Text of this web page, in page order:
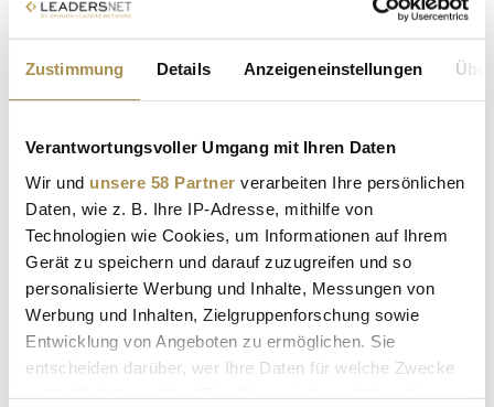
Zustimmung Details Anzeigeneinstellungen
Verantwortungsvoller Umgang mit Ihren Daten
Wir und unsere 58 Partner verarbeiten Ihre persönlichen
Daten, wie z. B. Ihre IP-Adresse, mithilfe von
Technologien wie Cookies, um Informationen auf Ihrem
Gerät zu speichern und darauf zuzugreifen und so
personalisierte Werbung und Inhalte, Messungen von
Werbung und Inhalten, Zielgruppenforschung sowie
Entwicklung von Angeboten zu ermöglichen. Sie
entscheiden darüber, wer Ihre Daten für welche Zwecke
eine umfassende Kampagne für die Biermarke umgesetzt.
lädt der Villacher Kirchtag in der ersten Augustwoche dazu
ein, Vielfalt und...
Villacher Brauerei überzeugte Kirchtagsgäste mit
eigenem Märzen
NEWS | 31.07.2025
Kirchtag gebraut. LEADERSNET.tv war beim Bieranstich vor
Ort und wollte von den Verantwortlichen u.a. wissen, was die
Veranstaltung ausmacht, warum ohne gutes Bier nichts geht,
was das Kirchtagsmärzen besonders macht, wie es bei den
Gästen...